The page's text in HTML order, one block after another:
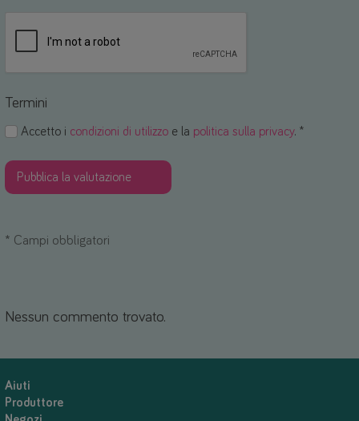
Termini
Accetto i condizioni di utilizzo e la politica sulla privacy. *
* Campi obbligatori
Nessun commento trovato.
Aiuti
Produttore